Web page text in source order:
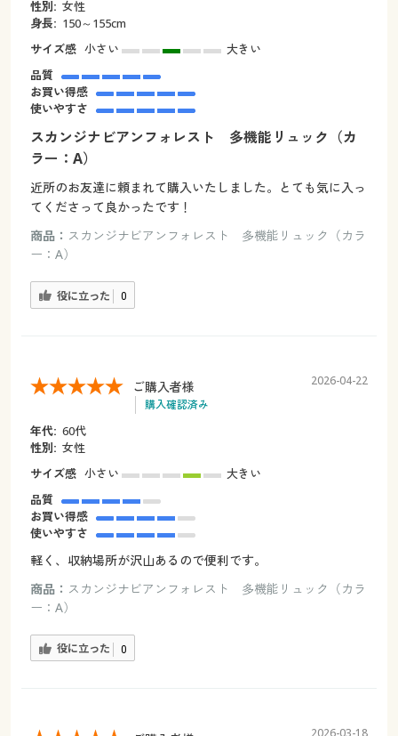
性別: 女性
身長: 150～155cm
サイズ感 小さい
大きい
品質
お買い得感
使いやすさ
スカンジナビアンフォレスト 多機能リュック（カ
ラー：A）
近所のお友達に頼まれて購入いたしました。とても気に入っ
てくださって良かったです！
商品： スカンジナビアンフォレスト 多機能リュック（カラ
ー：A）
役に立った 0
ご購入者様
購入確認済み
2026-04-22
年代: 60代
性別: 女性
サイズ感 小さい
大きい
品質
お買い得感
使いやすさ
軽く、収納場所が沢山あるので便利です。
商品： スカンジナビアンフォレスト 多機能リュック（カラ
ー：A）
役に立った 0